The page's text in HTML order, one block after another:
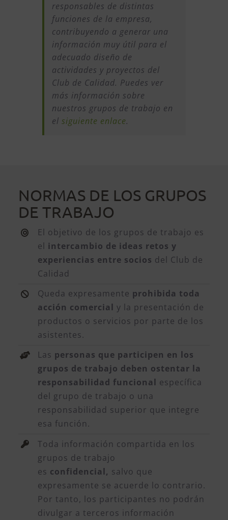
responsables de distintas
funciones de la empresa,
contribuyendo a generar una
información muy útil para el
adecuado diseño de
actividades y proyectos del
Club de Calidad. Puedes ver
más información sobre
nuestros grupos de trabajo en
el siguiente enlace.
NORMAS DE LOS GRUPOS
DE TRABAJO
El objetivo de los grupos de trabajo es
el intercambio de ideas retos y
experiencias entre socios del Club de
Calidad
Queda expresamente prohibida toda
acción comercial y la presentación de
productos o servicios por parte de los
asistentes.
Las personas que participen en los
grupos de trabajo deben ostentar la
responsabilidad funcional específica
del grupo de trabajo o una
responsabilidad superior que integre
esa función.
Toda información compartida en los
grupos de trabajo
es confidencial, salvo que
expresamente se acuerde lo contrario.
Por tanto, los participantes no podrán
divulgar a terceros información